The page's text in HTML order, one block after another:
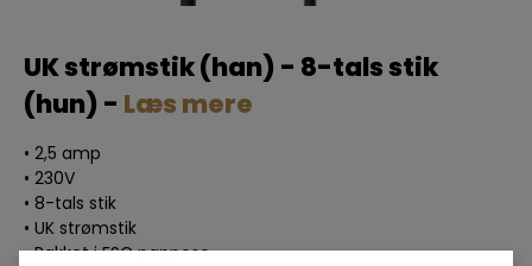
UK strømstik (han) - 8-tals stik
(hun) - Læs mere
• 2,5 amp
• 230V
• 8-tals stik
• UK strømstik
• Pakket i FSC pappose